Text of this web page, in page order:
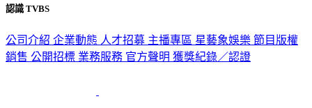
認識 TVBS
公司介紹 企業動態 人才招募 主播專區 星藝象娛樂 節目版權
銷售 公開招標 業務服務 官方聲明 獲獎紀錄／認證